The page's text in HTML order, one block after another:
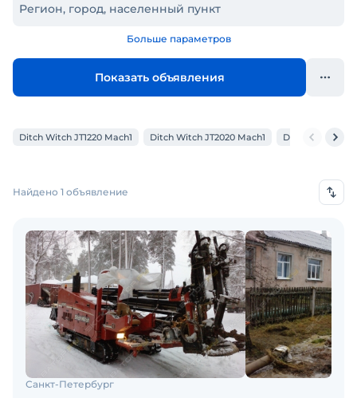
Регион, город, населенный пункт
Больше параметров
Показать объявления
Ditch Witch JT1220 Mach1 Ditch Witch JT2020 Mach1 Ditch Witch Р80
Найдено 1 объявление
Санкт-Петербург